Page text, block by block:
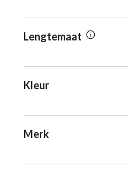
Lengtemaat
Kleur
Merk